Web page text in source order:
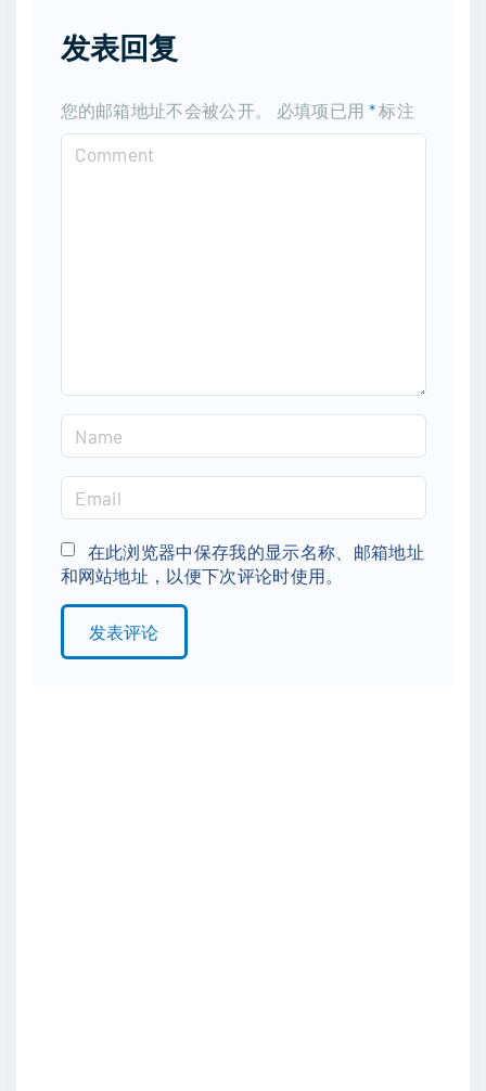
发表回复
您的邮箱地址不会被公开。 必填项已用 *标注
a
e
*
m
a
i
l
在此浏览器中保存我的显示名称、邮箱地址
和网站地址，以便下次评论时使用。